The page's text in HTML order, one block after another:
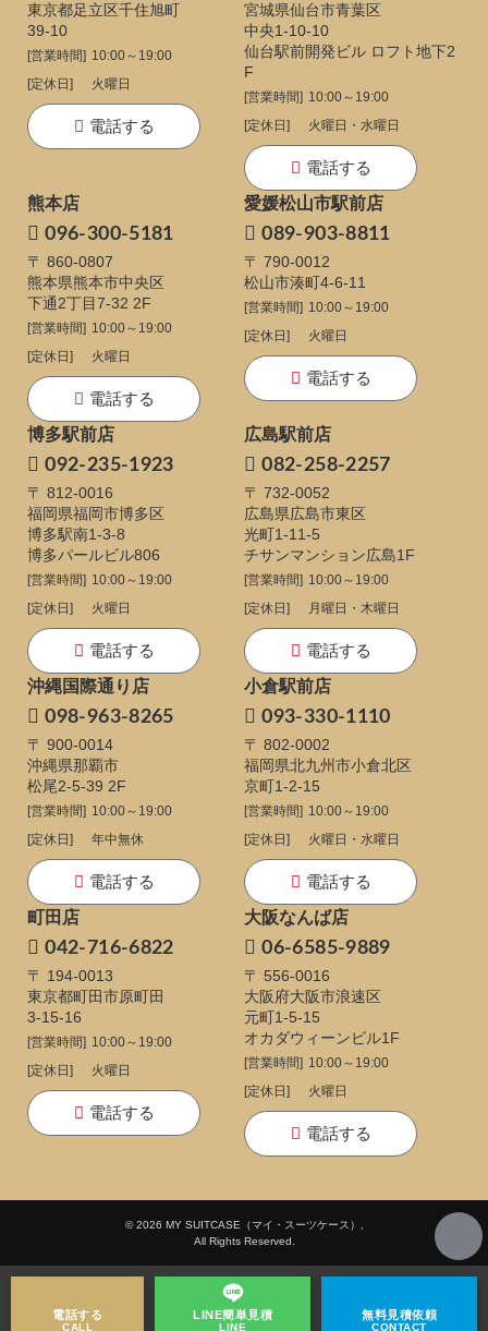
東京都足立区千住旭町
39-10
[営業時間] 10:00～19:00
[定休日]
火曜日
電話する
宮城県仙台市青葉区
中央1-10-10
仙台駅前開発ビル ロフト地下2
F
[営業時間] 10:00～19:00
[定休日]
火曜日・水曜日
電話する
熊本店
096-300-5181
〒 860-0807
熊本県熊本市中央区
下通2丁目7-32 2F
[営業時間] 10:00～19:00
[定休日]
火曜日
電話する
愛媛松山市駅前店
089-903-8811
〒 790-0012
松山市湊町4-6-11
[営業時間] 10:00～19:00
[定休日]
火曜日
電話する
博多駅前店
092-235-1923
〒 812-0016
福岡県福岡市博多区
博多駅南1-3-8
博多パールビル806
[営業時間] 10:00～19:00
[定休日]
火曜日
電話する
広島駅前店
082-258-2257
〒 732-0052
広島県広島市東区
光町1-11-5
チサンマンション広島1F
[営業時間] 10:00～19:00
[定休日]
月曜日・木曜日
電話する
沖縄国際通り店
098-963-8265
〒 900-0014
沖縄県那覇市
松尾2-5-39 2F
[営業時間] 10:00～19:00
[定休日]
年中無休
電話する
小倉駅前店
093-330-1110
〒 802-0002
福岡県北九州市小倉北区
京町1-2-15
[営業時間] 10:00～19:00
[定休日]
火曜日・水曜日
電話する
町田店
042-716-6822
〒 194-0013
東京都町田市原町田
3-15-16
[営業時間] 10:00～19:00
[定休日]
火曜日
電話する
大阪なんば店
06-6585-9889
〒 556-0016
大阪府大阪市浪速区
元町1-5-15
オカダウィーンビル1F
[営業時間] 10:00～19:00
[定休日]
火曜日
電話する
電話する
CALL
LINE簡単見積
LINE
無料見積依頼
CONTACT
© 2026 MY SUITCASE（マイ・スーツケース）,
All Rights Reserved.